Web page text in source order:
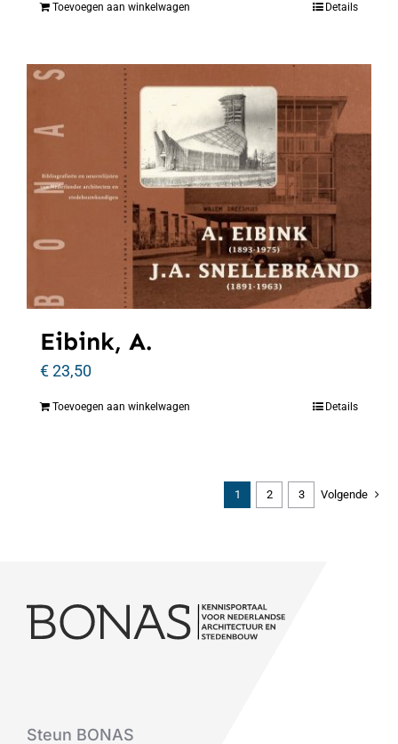
Toevoegen aan winkelwagen Details
Eibink, A.
€23,50
Toevoegen aan winkelwagen Details
1 2 3 Volgende
Steun BONAS